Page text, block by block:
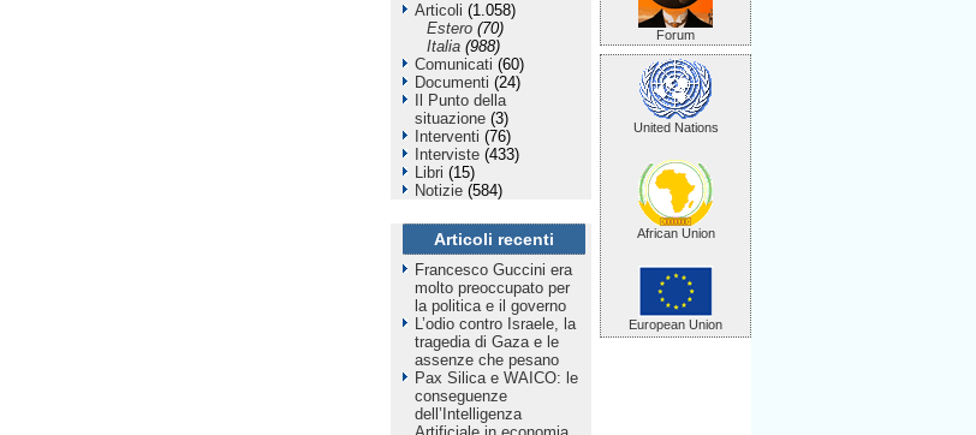
Articoli (1.058)
Estero (70)
Italia (988)
Comunicati (60)
Documenti (24)
Il Punto della
situazione (3)
Interventi (76)
Interviste (433)
Libri (15)
Notizie (584)
Articoli recenti
Francesco Guccini era
molto preoccupato per
la politica e il governo
L’odio contro Israele, la
tragedia di Gaza e le
assenze che pesano
Pax Silica e WAICO: le
conseguenze
dell’Intelligenza
Forum
United Nations
African Union
European Union